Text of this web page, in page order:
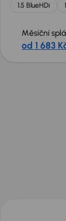
1.5 BlueHDi
Měsíční
od 1 683